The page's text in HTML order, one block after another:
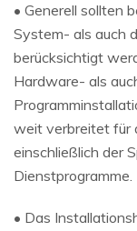
• Generell sollten
System- als auch
berücksichtigt
Hardware- als
weit verbreitet für
einschließlich der
Dienstprogramme.
• Das